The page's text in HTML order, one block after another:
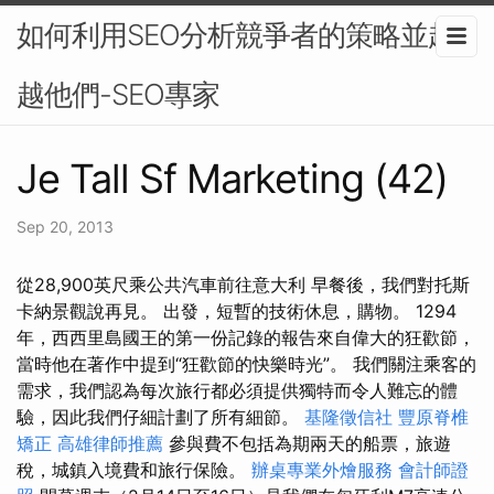
如何利用SEO分析競爭者的策略並超
越他們-SEO專家
Je Tall Sf Marketing (42)
Sep 20, 2013
從28,900英尺乘公共汽車前往意大利 早餐後，我們對托斯
卡納景觀說再見。 出發，短暫的技術休息，購物。 1294
年，西西里島國王的第一份記錄的報告來自偉大的狂歡節，
當時他在著作中提到“狂歡節的快樂時光”。 我們關注乘客的
需求，我們認為每次旅行都必須提供獨特而令人難忘的體
驗，因此我們仔細計劃了所有細節。 基隆徵信社 豐原脊椎
矯正 高雄律師推薦 參與費不包括為期兩天的船票，旅遊
稅，城鎮入境費和旅行保險。 辦桌專業外燴服務 會計師證